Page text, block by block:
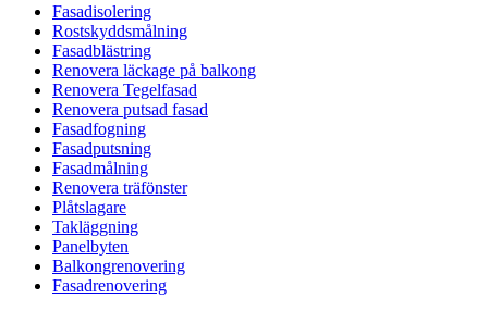
Fasadisolering
Rostskyddsmålning
Fasadblästring
Renovera läckage på balkong
Renovera Tegelfasad
Renovera putsad fasad
Fasadfogning
Fasadputsning
Fasadmålning
Renovera träfönster
Plåtslagare
Takläggning
Panelbyten
Balkongrenovering
Fasadrenovering